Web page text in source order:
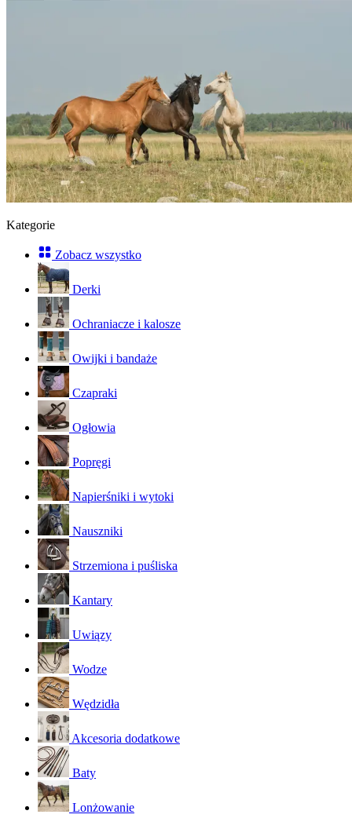
Kategorie
Zobacz wszystko
Derki
Ochraniacze i kalosze
Owijki i bandaże
Czapraki
Ogłowia
Popręgi
Napierśniki i wytoki
Nauszniki
Strzemiona i puśliska
Kantary
Uwiązy
Wodze
Wędzidła
Akcesoria dodatkowe
Baty
Lonżowanie